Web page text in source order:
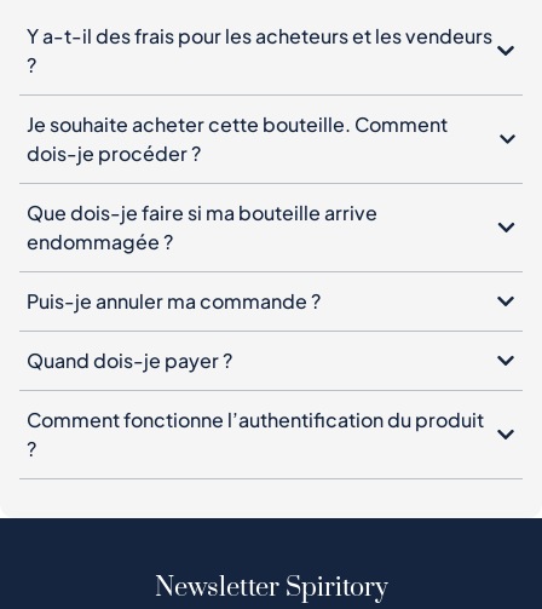
Y a-t-il des frais pour les acheteurs et les vendeurs
?
Je souhaite acheter cette bouteille. Comment
dois-je procéder ?
Que dois-je faire si ma bouteille arrive
endommagée ?
Puis-je annuler ma commande ?
Quand dois-je payer ?
Comment fonctionne l’authentification du produit
?
Newsletter Spiritory